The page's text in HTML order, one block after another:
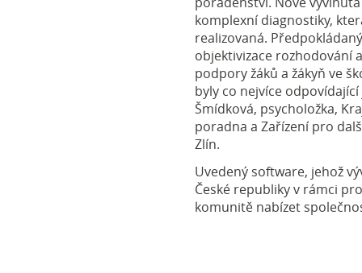
komplexní diagnostiky,
realizovaná.
objektivizace rozhodování
podpory žáků a žákyň ve
byly co nejvíce
Šmídková, psycholožka,
poradna a Zařízení pro
Zlín.
Uvedený software, jehož
České republiky v rámci
komunitě nabízet